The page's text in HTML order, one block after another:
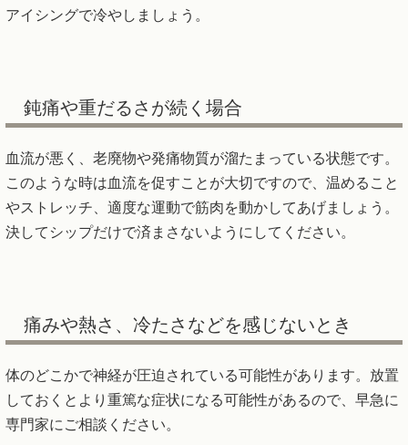
アイシングで冷やしましょう。
鈍痛や重だるさが続く場合
血流が悪く、老廃物や発痛物質が溜たまっている状態です。
このような時は血流を促すことが大切ですので、温めること
やストレッチ、適度な運動で筋肉を動かしてあげましょう。
決してシップだけで済まさないようにしてください。
痛みや熱さ、冷たさなどを感じないとき
体のどこかで神経が圧迫されている可能性があります。放置
しておくとより重篤な症状になる可能性があるので、早急に
専門家にご相談ください。